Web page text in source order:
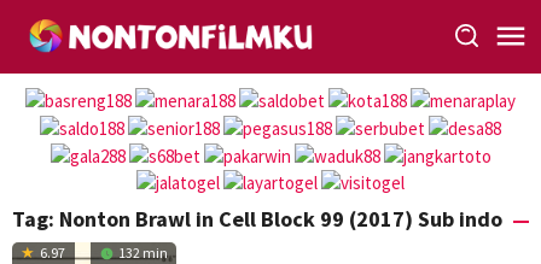
Tag: Nonton Brawl in Cell Block 99 (2017) Sub indo
6.97 132 min